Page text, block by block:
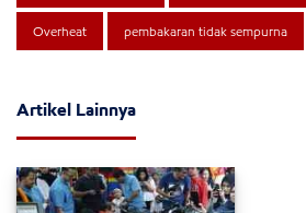
Overheat pembakaran tidak sempurna
Artikel Lainnya